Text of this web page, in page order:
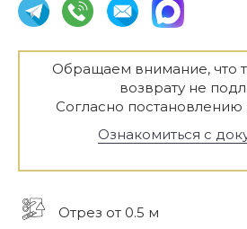
Обращаем внимание, что
возврату не
Согласно постановлению
Ознакомиться с
Отрез от 0.5 м